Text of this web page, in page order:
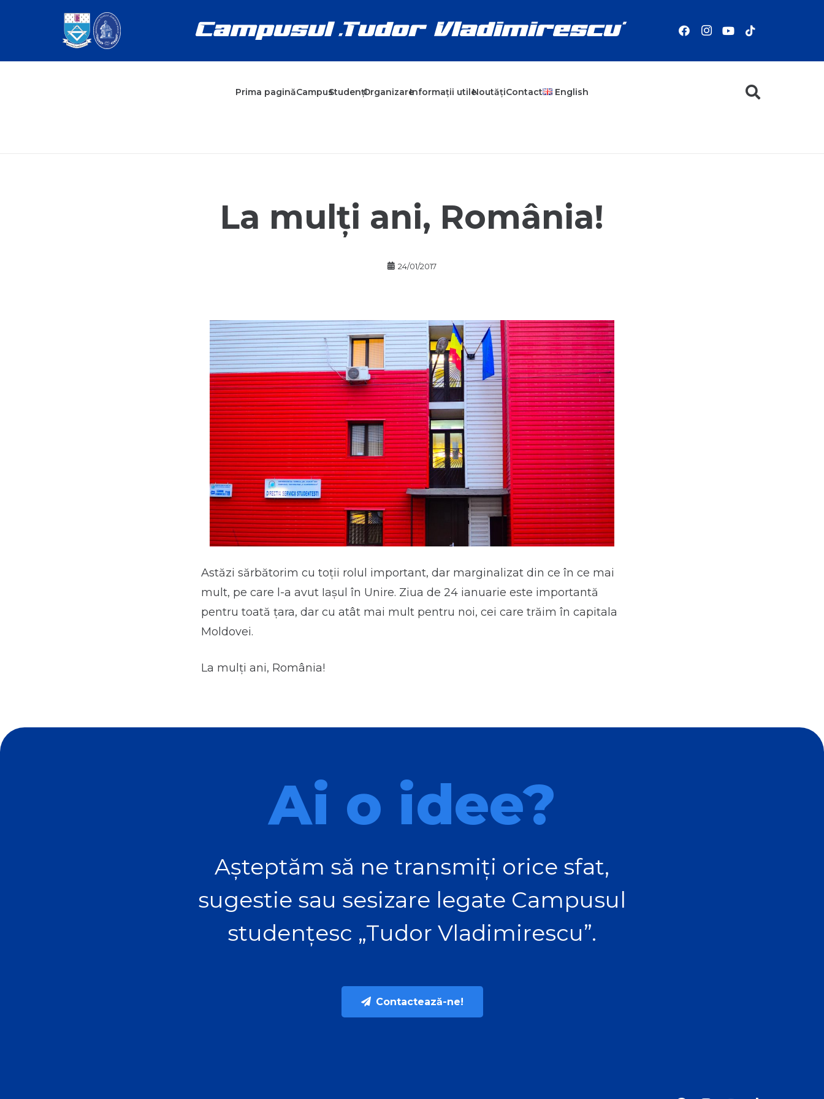
Prima paginăCampusStudențiOrganizareInformații utileNoutățiContact English
La mulți ani, România!
24/01/2017
Astăzi sărbătorim cu toții rolul important, dar marginalizat din ce în ce mai
mult, pe care l-a avut Iașul în Unire. Ziua de 24 ianuarie este importantă
pentru toată țara, dar cu atât mai mult pentru noi, cei care trăim în capitala
Moldovei.
La mulți ani, România!
Ai o idee?
Așteptăm să ne transmiți orice sfat,
sugestie sau sesizare legate Campusul
studențesc „Tudor Vladimirescu”.
Contactează-ne!